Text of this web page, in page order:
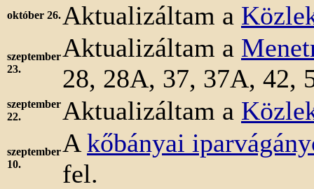
október 26.Aktualizáltam a
szeptember
23.
Aktualizáltam a
28, 28A, 37, 37A, 42,
szeptember
22.
Aktualizáltam a
szeptember
10.
A kőbányai
fel.